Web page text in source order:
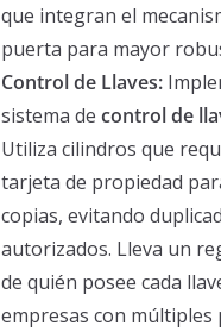
que integran el
puerta para mayor
Control de Llaves:
sistema de control de
Utiliza cilindros que
tarjeta de propiedad
copias, evitando
autorizados. Lleva un
de quién posee cada
empresas con múltiples